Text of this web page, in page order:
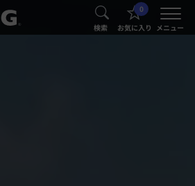
® 検索
0
お気に入り メニュー
®